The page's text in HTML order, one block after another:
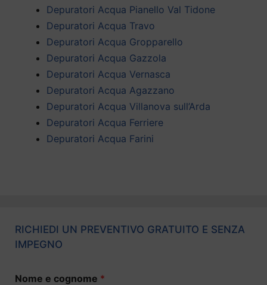
Depuratori Acqua Pianello Val Tidone
Depuratori Acqua Travo
Depuratori Acqua Gropparello
Depuratori Acqua Gazzola
Depuratori Acqua Vernasca
Depuratori Acqua Agazzano
Depuratori Acqua Villanova sull’Arda
Depuratori Acqua Ferriere
Depuratori Acqua Farini
RICHIEDI UN PREVENTIVO GRATUITO E SENZA
IMPEGNO
Nome e cognome *